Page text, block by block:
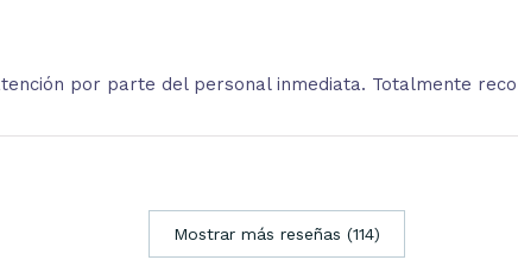
por parte del personal inmediata. Totalmente
Mostrar más reseñas (114)